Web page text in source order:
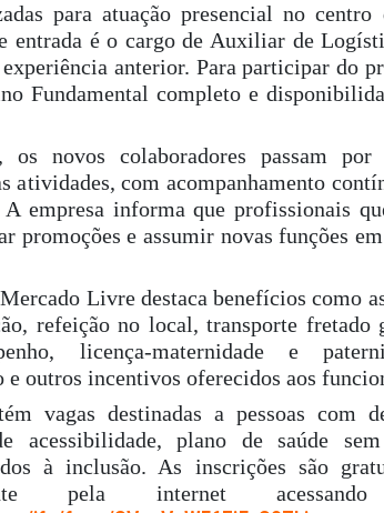
para atuação presencial no
entrada é o cargo de Auxiliar de
anterior. Para participar do
Fundamental completo e
os novos colaboradores passam
atividades, com acompanhamento
empresa informa que profissionais
promoções e assumir novas funções
Livre destaca benefícios como
refeição no local, transporte fretado
licença-maternidade e
e outros incentivos oferecidos aos
vagas destinadas a pessoas com
acessibilidade, plano de saúde
à inclusão. As inscrições são
pela internet